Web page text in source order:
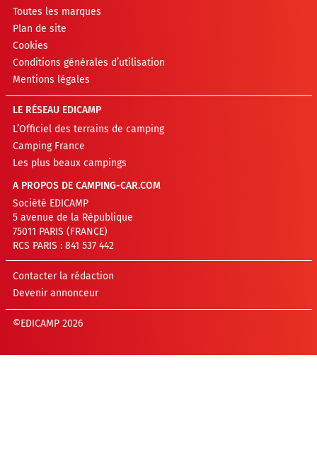
Toutes les marques
Plan de site
Cookies
Conditions générales d’utilisation
Mentions légales
LE RÉSEAU EDICAMP
L’Officiel des terrains de camping
Camping France
Les plus beaux campings
A PROPOS DE CAMPING-CAR.COM
Société EDICAMP
5 avenue de la République
75011 PARIS (FRANCE)
RCS PARIS : 841 537 442
Contacter la rédaction
Devenir annonceur
©EDICAMP 2026